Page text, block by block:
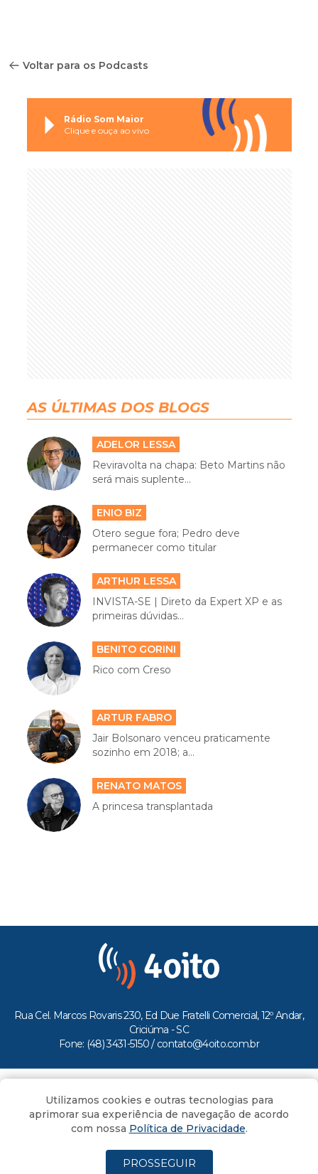
Voltar para os Podcasts
Rádio Som Maior
Clique e ouça ao vivo
AS ÚLTIMAS DOS BLOGS
ADELOR LESSA
Reviravolta na chapa: Beto Martins não
será mais suplente...
ENIO BIZ
Otero segue fora; Pedro deve
permanecer como titular
ARTHUR LESSA
INVISTA-SE | Direto da Expert XP e as
primeiras dúvidas...
BENITO GORINI
Rico com Creso
ARTUR FABRO
Jair Bolsonaro venceu praticamente
sozinho em 2018; a...
RENATO MATOS
A princesa transplantada
Rua Cel. Marcos Rovaris 230, Ed Due Fratelli Comercial, 12º Andar,
Criciúma - SC
Fone: (48) 3431-5150 / contato@4oito.com.br
Todos os direitos reservados ao Portal 4oito
Utilizamos cookies e outras tecnologias para
aprimorar sua experiência de navegação de acordo
com nossa Política de Privacidade.
PROSSEGUIR